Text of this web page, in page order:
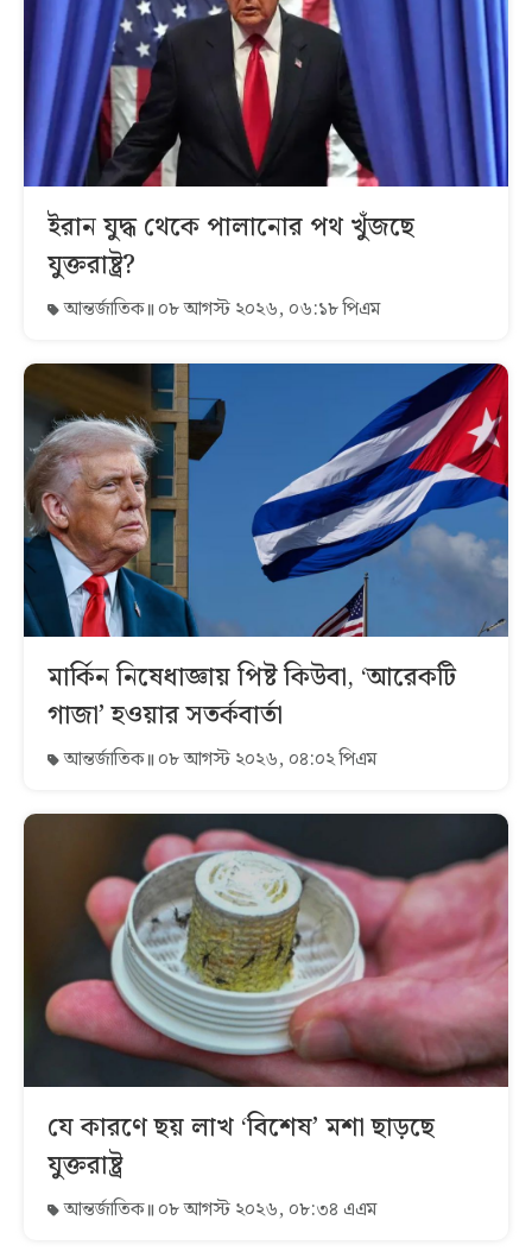
ইরান যুদ্ধ থেকে পালানোর পথ খুঁজছে
যুক্তরাষ্ট্র?
আন্তর্জাতিক ০৮ আগস্ট ২০২৬, ০৬:১৮ পিএম
মার্কিন নিষেধাজ্ঞায় পিষ্ট কিউবা, ‘আরেকটি
গাজা’ হওয়ার সতর্কবার্তা
আন্তর্জাতিক ০৮ আগস্ট ২০২৬, ০৪:০২ পিএম
যে কারণে ছয় লাখ ‘বিশেষ’ মশা ছাড়ছে
যুক্তরাষ্ট্র
আন্তর্জাতিক ০৮ আগস্ট ২০২৬, ০৮:৩৪ এএম